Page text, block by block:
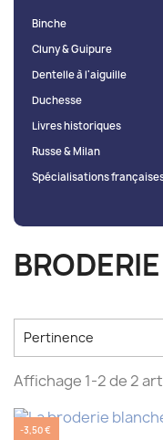
Binche
Cluny & Guipure
Dentelle à l'aiguille
Duchesse
Livres historiques
Russe & Milan
Spécialisations
BRODERIE
Pertinence
Affichage 1-2 de 2
-3,50 €